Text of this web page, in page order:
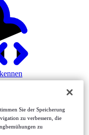
Sie der Speicherung
zu verbessern, die
zu